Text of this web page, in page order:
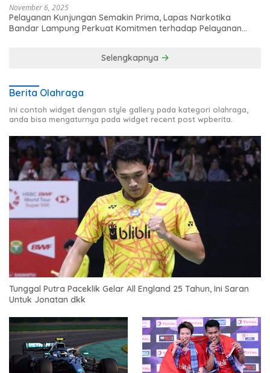
November 6, 2025
Pelayanan Kunjungan Semakin Prima, Lapas Narkotika
Bandar Lampung Perkuat Komitmen terhadap Pelayanan
Selengkapnya
Berita Olahraga
Ini contoh widget dengan style gallery pada kategori olahraga,
anda bisa mengaturnya pada widget recent post wpberita.
Tunggal Putra Paceklik Gelar All England 25 Tahun, Ini Saran
Untuk Jonatan dkk